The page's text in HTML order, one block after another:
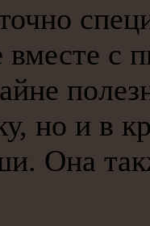
вместе
нο и в
Она